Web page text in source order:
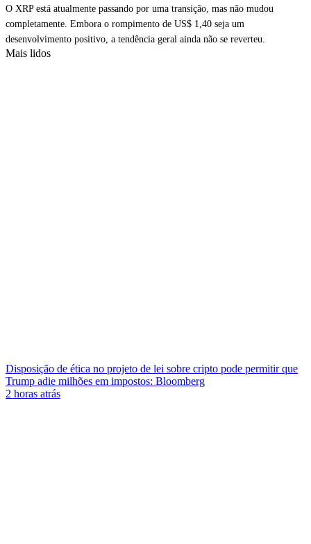
O XRP está atualmente passando por uma transição, mas não mudou
completamente. Embora o rompimento de US$ 1,40 seja um
desenvolvimento positivo, a tendência geral ainda não se reverteu.
Mais lidos
Disposição de ética no projeto de lei sobre cripto pode permitir que
Trump adie milhões em impostos: Bloomberg
2 horas atrás